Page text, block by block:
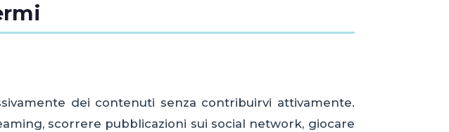
dei contenuti senza contribuirvi attivamente.
scorrere pubblicazioni sui social network, giocare